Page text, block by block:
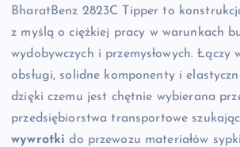
BharatBenz 2823C Tipper to
z myślą o ciężkiej pracy w warunkach
wydobywczych i przemysłowych. Łączy
obsługi, solidne komponenty i
dzięki czemu jest chętnie wybierana
przedsiębiorstwa transportowe
wywrotki do przewozu materiałów